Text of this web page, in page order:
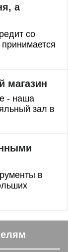
а
со
магазин
- наша
зал в
в